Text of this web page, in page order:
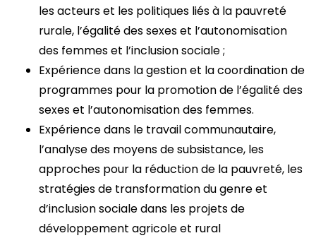
les acteurs et les politiques liés à la pauvreté
rurale, l’égalité des sexes et l’autonomisation
des femmes et l’inclusion sociale ;
Expérience dans la gestion et la coordination de
programmes pour la promotion de l’égalité des
sexes et l’autonomisation des femmes.
Expérience dans le travail communautaire,
l’analyse des moyens de subsistance, les
approches pour la réduction de la pauvreté, les
stratégies de transformation du genre et
d’inclusion sociale dans les projets de
développement agricole et rural